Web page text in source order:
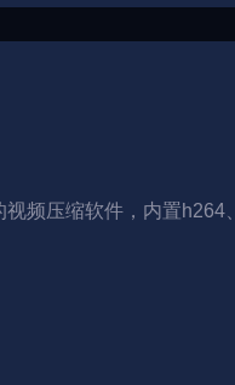
频压缩软件，内置